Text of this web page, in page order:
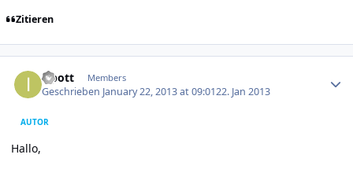
Zitieren
ispott Members
Geschrieben January 22, 2013 at 09:0122. Jan 2013
AUTOR
Hallo,